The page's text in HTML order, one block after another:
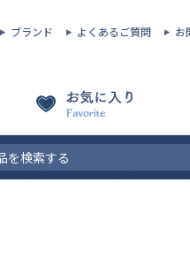
ブランド よくあるご質問 お